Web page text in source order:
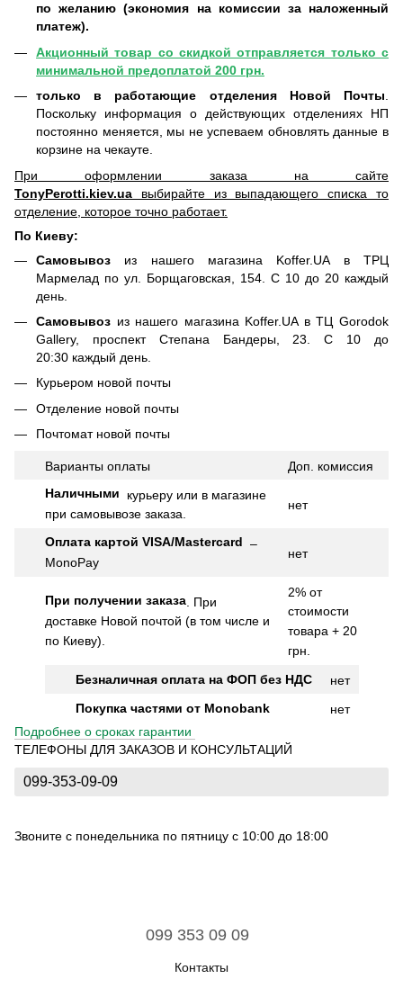
по желанию (экономия на комиссии за наложенный
платеж).
Акционный товар со скидкой отправляется только с
минимальной предоплатой 200 грн.
только в работающие отделения Новой Почты
Поскольку информация о действующих отделениях НП
постоянно меняется, мы не успеваем обновлять данные в
корзине на чекауте.
При оформлении заказа на сайте
TonyPerotti.kiev.ua выбирайте из выпадающего списка то
отделение, которое точно работает.
По Киеву:
Самовывоз из нашего магазина Koffer.UA в ТРЦ
Мармелад по ул. Борщаговская, 154. С 10 до 20 каждый
день.
Самовывоз из нашего магазина Koffer.UA в ТЦ Gorodok
Gallery, проспект Степана Бандеры, 23. С 10 до
20:30 каждый день.
Курьером новой почты
Отделение новой почты
Почтомат новой почты
Варианты оплаты Доп. комиссия
Наличными курьеру или в магазине
при самовывозе заказа.
нет
Оплата картой VISA/Mastercard –
MonoPay
нет
При получении заказа При
доставке Новой почтой (в том числе и
по Киеву).
2% от
стоимости
товара + 20
грн.
Безналичная оплата на ФОП без НДС
нет
Покупка частями от Monobank
нет
Подробнее о сроках гарантии
ТЕЛЕФОНЫ ДЛЯ ЗАКАЗОВ И КОНСУЛЬТАЦИЙ
099-353-09-09
Звоните с понедельника по пятницу с 10:00 до 18:00
099 353 09 09
Контакты